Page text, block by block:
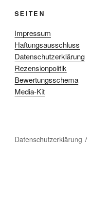
SEITEN
Impressum
Haftungsausschluss
Datenschutzerklärung
Rezensionpolitik
Bewertungsschema
Media-Kit
Datenschutzerklärung